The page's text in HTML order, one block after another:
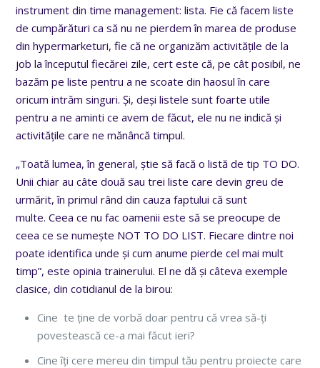
instrument din time management: lista. Fie că facem liste
de cumpărături ca să nu ne pierdem în marea de produse
din hypermarketuri, fie că ne organizăm activitățile de la
job la începutul fiecărei zile, cert este că, pe cât posibil, ne
bazăm pe liste pentru a ne scoate din haosul în care
oricum intrăm singuri. Și, deși listele sunt foarte utile
pentru a ne aminti ce avem de făcut, ele nu ne indică și
activitățile care ne mănâncă timpul.
„Toată lumea, în general, știe să facă o listă de tip TO DO.
Unii chiar au câte două sau trei liste care devin greu de
urmărit, în primul rând din cauza faptului că sunt
multe. Ceea ce nu fac oamenii este să se preocupe de
ceea ce se numește NOT TO DO LIST. Fiecare dintre noi
poate identifica unde și cum anume pierde cel mai mult
timp”, este opinia trainerului. El ne dă și câteva exemple
clasice, din cotidianul de la birou:
Cine te ține de vorbă doar pentru că vrea să-ți
povestească ce-a mai făcut ieri?
Cine îți cere mereu din timpul tău pentru proiecte care